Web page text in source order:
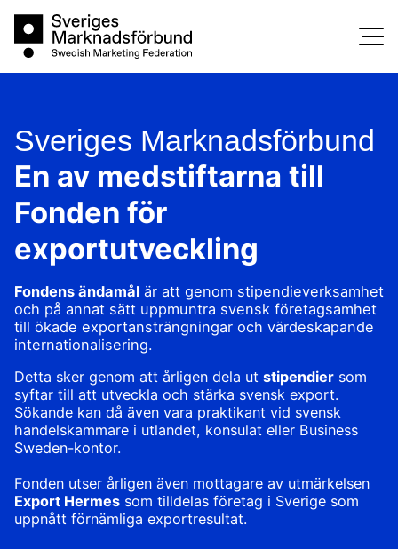
content
Sveriges Marknadsförbund
Sveriges Marknadsförbund
En av medstiftarna till
Fonden för
exportutveckling
Fondens ändamål är att genom stipendieverksamhet
och på annat sätt uppmuntra svensk företagsamhet
till ökade exportansträngningar och värdeskapande
internationalisering.
Detta sker genom att årligen dela ut stipendier som
syftar till att utveckla och stärka svensk export.
Sökande kan då även vara praktikant vid svensk
handelskammare i utlandet, konsulat eller Business
Sweden-kontor.
Fonden utser årligen även mottagare av utmärkelsen
Export Hermes som tilldelas företag i Sverige som
uppnått förnämliga exportresultat.